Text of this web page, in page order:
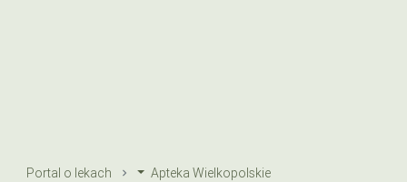
Portal o lekach
Apteka Wielkopolskie